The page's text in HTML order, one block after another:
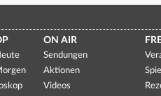
ON AIR
Sendungen
Aktionen
Videos